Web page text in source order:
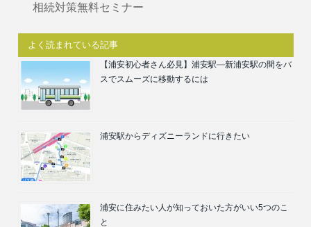
相続対策無料セミナー
よく読まれている記事
【浦安初心者さん必見】浦安駅―新浦安駅の間をバ
スでスムーズに移動するには
浦安駅からディズニーランドに行きたい
浦安に住みたい人が知っておいた方がいい5つのこ
と